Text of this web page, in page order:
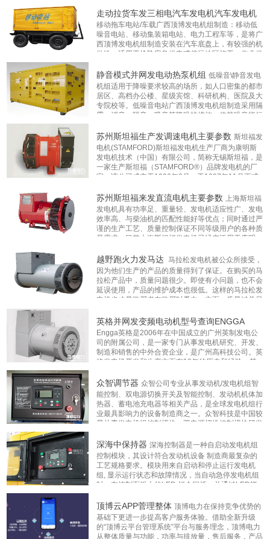
造:小型发电机组/电焊发
电机组/多功能发电机组
组制造
珀金斯广西顶博发电机
组制造
韩国斗山发电机组
广西顶博发电机组制
造:道依茨广西顶博发电
广西顶博发电机组制
造:德国奔驰广西顶博发
电机组制造
无动广西顶博发电机组
制造
威曼广西顶博发电机组
制造
广西顶博发电机组制
造:里卡多广西顶博发电
潍柴广西顶博发电机组
制造
制造
制造 双电源自动切换和遥控 燃气发电机组
高压发电机组 柴油发电机配件 西门子发电机
更多
走动拉货车发三相电汽车发电机汽车发电机
移动拖车电站/车载广西顶博发电机组制造：移动低
噪音电站、移动集装箱电站、电力工程车等，是将广
西顶博发电机组制造安装在汽车底盘上，有较强的机
动性，适用于抢险应急供电或偏远地区施工，作业供
用活动式挂钩，180°转盘、转向灵活，运行方便...更
多
静音模式并网发电动热泵机组低噪音\静音发电
机组适用于降噪要求较高的场所，如人口密集的都市
居区、高档办公楼、星级宾馆、科研机构、医院及大
专院校等。低噪音电站广西顶博发电机组制造采用隔
震、消音、隔音、吸音等降噪技措施，使其噪音指标
1、中国华融资产管理股份广西分公司...更多
苏州斯坦福生产发调速电机主要参数斯坦福发
电机(STAMFORD)斯坦福发电机生产厂商为康明斯
发电机技术（中国）有限公司，简称无锡斯坦福，是
一家生产斯坦福（STAMFORD®）品牌发电机的厂
家。该公司成立于1996年2月，于1997年11月正式
50...更多
苏州斯坦福来发直流电机主要参数上海斯坦福
发电机具有功率足、重量轻、发电机适应性广、发电
效率高、与柴油机的匹配性能好等优点；同时通过严
谨的生产工艺、质量控制保证不同等级用户的各种质
量需求。目前上海斯坦福发电机已经广泛用于康明
柴、东风柴油机...更多
越野跑火力发马达 马拉松发电机被公众所接受，
因为他们生产的产品的质量得到了保证。在购买的马
拉松产品中，质量问题很少。即使有小问题，也不会
延误使用，产品的维护成本也很低。这样的马拉松发
电机也才是购买者在购买时看中一方面，质量过关虽
英格并网发变频电动机型号查询ENGGA
Engga英格是2006年在中国成立的广州英制发电公
司的附属公司，是一家专门从事发电机研究、开发、
制造和销售的中外合资企业，是广州高科技公司。英
格发电机开发和生产方面有18年的历史和经验，其
捍卫英国品牌“科学、技...更多
众智调节器众智公司专业从事发动机/发电机组智
能控制、双电源切换开关及智能控制、发动机机体加
热器、蓄电池充电器等相关产品，是全球发电机组行
业最具影响力的设备制造商之一。众智科技是中国较
早从事发电机组控制模块、双电源切换控制模块研发
多
深海中保持器深海控制器是一种自启动发电机组
控制模块，其设计符合发动机设备 制造商最复杂的
工艺规格要求。模块用来自启动和停止运行发电机
组, 显示运行状态和故障情况，当自动急停发电机组
时，在控制面板上的LED 灯会闪烁，并通过LED指
顶博云APP菅理整体顶博电力在保持竞争优势的
基础下更进一步提高客户服务体验。借助全新升级
的“顶博云平台管理系统”平台与服务理念，顶博电力
从整体质量与功能，功率与排放量，售后服务，产品